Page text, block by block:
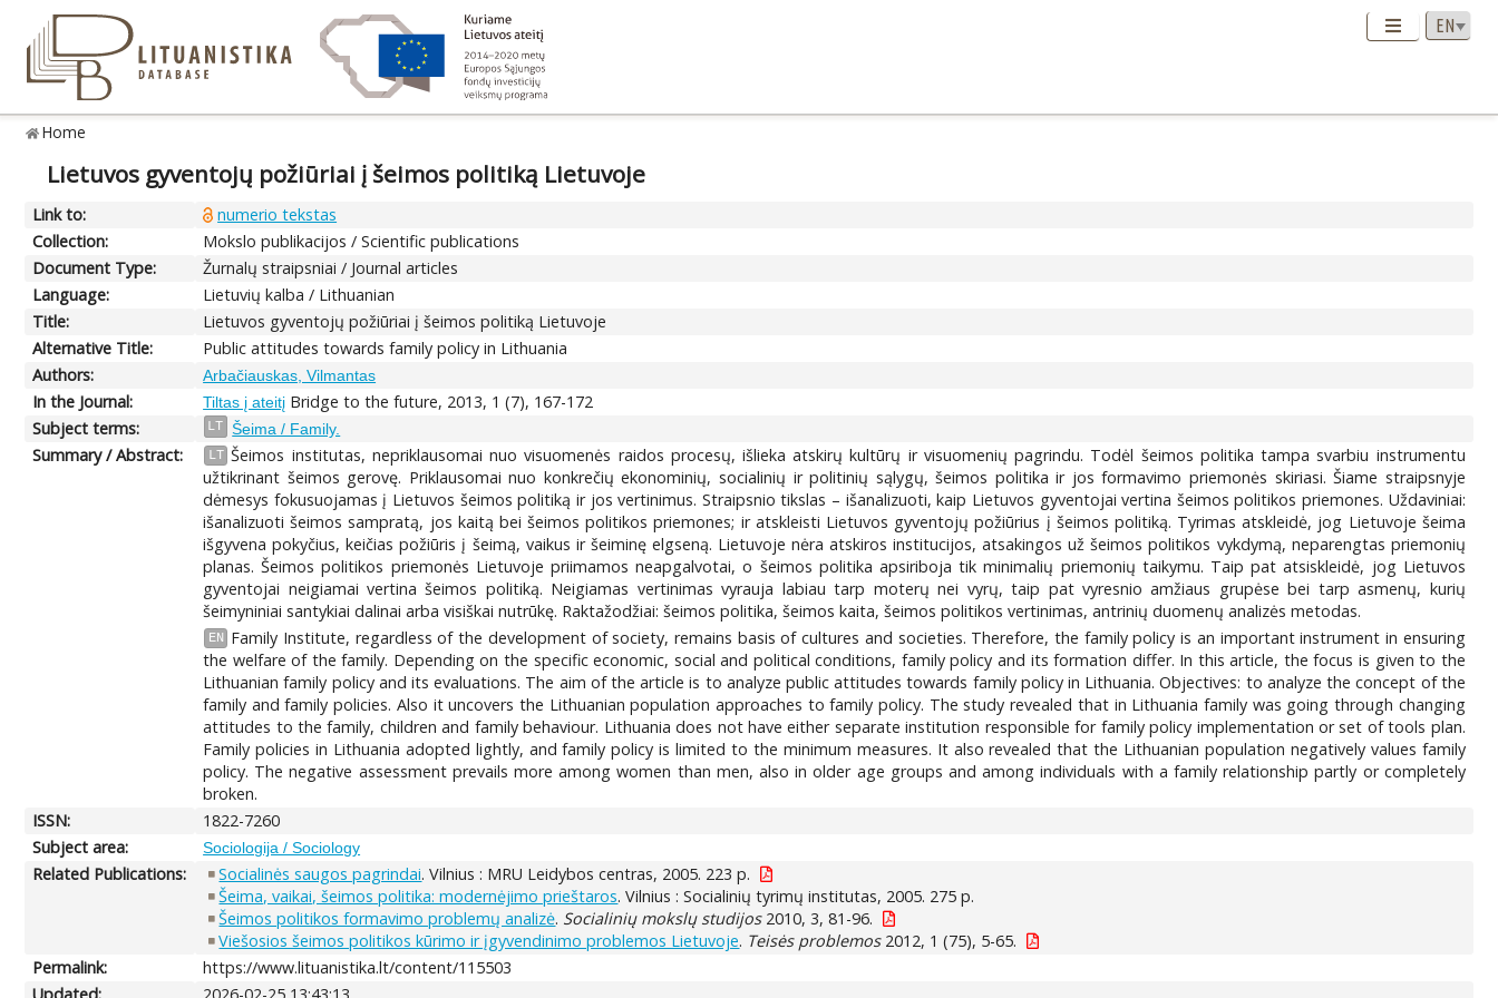
Home
Lietuvos gyventojų požiūriai į šeimos politiką Lietuvoje
Link to:
numerio tekstas
Collection:
Mokslo publikacijos / Scientific publications
Document Type:
Žurnalų straipsniai / Journal articles
Language:
Lietuvių kalba / Lithuanian
Title:
Lietuvos gyventojų požiūriai į šeimos politiką Lietuvoje
Alternative Title:
Public attitudes towards family policy in Lithuania
Authors:
Arbačiauskas, Vilmantas
In the Journal: Tiltas į ateitį Bridge to the future, 2013, 1 (7), 167-172
Subject terms:
LT Šeima / Family.
Summary / Abstract: LT Šeimos institutas, nepriklausomai nuo visuomenės raidos procesų, išlieka atskirų kultūrų ir visuomenių pagrindu. Todėl šeimos politika tampa svarbiu instrumentu
užtikrinant šeimos gerovę. Priklausomai nuo konkrečių ekonominių, socialinių ir politinių sąlygų, šeimos politika ir jos formavimo priemonės skiriasi. Šiame straipsnyje
dėmesys fokusuojamas į Lietuvos šeimos politiką ir jos vertinimus. Straipsnio tikslas – išanalizuoti, kaip Lietuvos gyventojai vertina šeimos politikos priemones. Uždaviniai:
išanalizuoti šeimos sampratą, jos kaitą bei šeimos politikos priemones; ir atskleisti Lietuvos gyventojų požiūrius į šeimos politiką. Tyrimas atskleidė, jog Lietuvoje šeima
išgyvena pokyčius, keičias požiūris į šeimą, vaikus ir šeiminę elgseną. Lietuvoje nėra atskiros institucijos, atsakingos už šeimos politikos vykdymą, neparengtas priemonių
planas. Šeimos politikos priemonės Lietuvoje priimamos neapgalvotai, o šeimos politika apsiriboja tik minimalių priemonių taikymu. Taip pat atsiskleidė, jog Lietuvos
gyventojai neigiamai vertina šeimos politiką. Neigiamas vertinimas vyrauja labiau tarp moterų nei vyrų, taip pat vyresnio amžiaus grupėse bei tarp asmenų, kurių
šeimyniniai santykiai dalinai arba visiškai nutrūkę. Raktažodžiai: šeimos politika, šeimos kaita, šeimos politikos vertinimas, antrinių duomenų analizės metodas.
EN
Family Institute, regardless of the development of society, remains basis of cultures and societies. Therefore, the family policy is an important instrument in ensuring
the welfare of the family. Depending on the specific economic, social and political conditions, family policy and its formation differ. In this article, the focus is given to the
Lithuanian family policy and its evaluations. The aim of the article is to analyze public attitudes towards family policy in Lithuania. Objectives: to analyze the concept of the
family and family policies. Also it uncovers the Lithuanian population approaches to family policy. The study revealed that in Lithuania family was going through changing
attitudes to the family, children and family behaviour. Lithuania does not have either separate institution responsible for family policy implementation or set of tools plan.
Family policies in Lithuania adopted lightly, and family policy is limited to the minimum measures. It also revealed that the Lithuanian population negatively values family
policy. The negative assessment prevails more among women than men, also in older age groups and among individuals with a family relationship partly or completely
broken.
ISSN:
1822-7260
Subject area:
Sociologija / Sociology
Related Publications: Socialinės saugos pagrindai. Vilnius : MRU Leidybos centras, 2005. 223 p.
Šeima, vaikai, šeimos politika: modernėjimo prieštaros. Vilnius : Socialinių tyrimų institutas, 2005. 275 p.
Šeimos politikos formavimo problemų analizė. Socialinių mokslų studijos2010, 3, 81-96.
Viešosios šeimos politikos kūrimo ir įgyvendinimo problemos Lietuvoje. Teisės problemos2012, 1 (75), 5-65.
Permalink:
https://www.lituanistika.lt/content/115503
Updated:
2026-02-25 13:43:13